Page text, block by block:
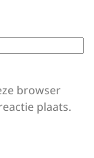
browser
plaats.